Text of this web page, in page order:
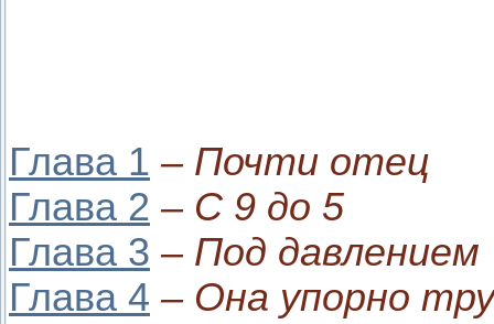
Глава 1 – Почти отец
Глава 2 – С 9 до 5
Глава 3 – Под давлением
Глава 4 – Она упорно